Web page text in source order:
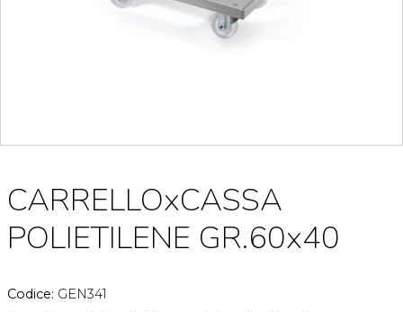
CARRELLOxCASSA
POLIETILENE GR.60x40
Codice: GEN341